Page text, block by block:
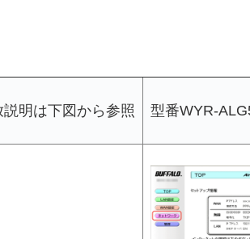
明は下図から参照 型番WYR-